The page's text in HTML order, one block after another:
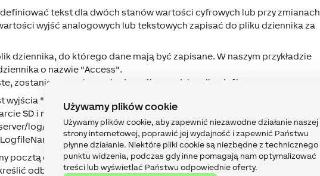
Używamy plików cookie
Używamy plików cookie, aby zapewnić niezawodne działanie naszej
strony internetowej, poprawić jej wydajność i zapewnić Państwu
płynne działanie. Niektóre pliki cookie są niezbędne z technicznego
punktu widzenia, podczas gdy inne pomagają nam optymalizować
treści lub wyświetlać Państwu odpowiednie oferty.
tekst dla dwóch stanów wartości cyfrowych lub przy zmianach
wyjść analogowych lub tekstowych zapisać do pliku dziennika za
dziennika, do którego dane mają być zapisane. W naszym przykładzie
o nazwie "Access".
zostanie on zapisany do domyślnego dziennika def.log.
wyjścia "Ula" jest zapisywany w pliku dziennika.
SD i można je pobrać z Miniservera przez FTP
log/) lub przez polecenie webservice
pocztą elektroniczną w określonych odstępach czasu. Aby to włączyć,
odbiorcę.